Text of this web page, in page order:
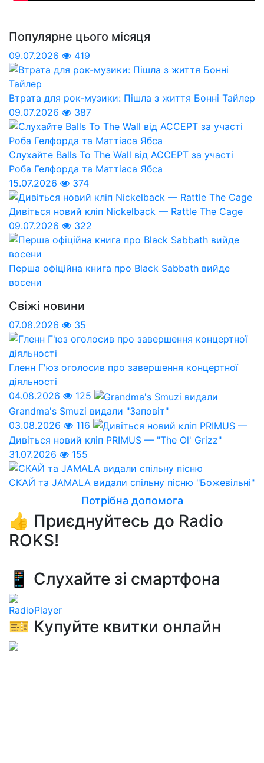
Популярне цього місяця
09.07.2026 419
Втрата для рок-музики: Пішла з життя Бонні Тайлер
09.07.2026
387
Слухайте Balls To The Wall від ACCEPT за участі
Роба Гелфорда та Маттіаса Ябса
15.07.2026
374
Дивіться новий кліп Nickelback — Rattle The Cage
09.07.2026
322
Перша офіційна книга про Black Sabbath вийде
восени
Свіжі новини
07.08.2026 35
Гленн Г'юз оголосив про завершення концертної
діяльності
04.08.2026
125
Grandma's Smuzi видали "Заповіт"
03.08.2026
116
Дивіться новий кліп PRIMUS — "The Ol' Grizz"
31.07.2026
155
СКАЙ та JAMALA видали спільну пісню "Божевільні"
Потрібна допомога
👍 Приєднуйтесь до Radio
ROKS!
📱 Слухайте зі смартфона
RadioPlayer
🎫 Купуйте квитки онлайн